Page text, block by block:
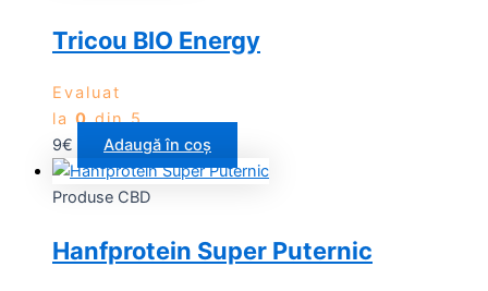
Tricou BIO Energy
Evaluat
la 0din 5
9€ Adaugă în coș
Produse CBD
Hanfprotein Super Puternic